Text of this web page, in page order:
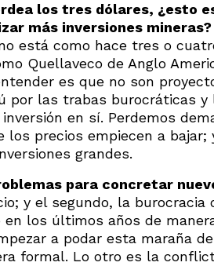
los tres dólares, ¿esto
más inversiones mineras?
está como hace tres o
Quellaveco de Anglo
es que no son
por las trabas burocráticas
en sí. Perdemos
los precios empiecen a
grandes.
para concretar
y el segundo, la
los últimos años de
a podar esta maraña
formal. Lo otro es la